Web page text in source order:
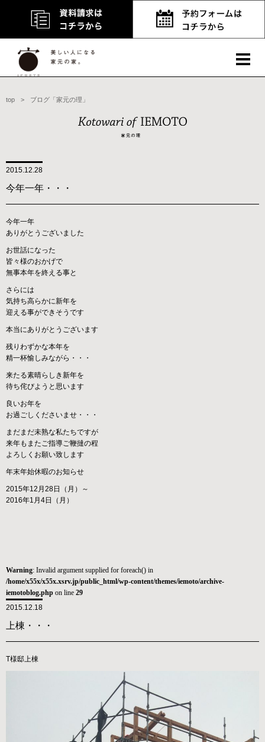
top > ブログ「家元の理」
2015.12.28
今年一年・・・
今年一年
ありがとうございました
お世話になった
皆々様のおかげで
無事本年を終える事と
さらには
気持ち高らかに新年を
迎える事ができそうです
本当にありがとうございます
残りわずかな本年を
精一杯愉しみながら・・・
来たる素晴らしき新年を
待ち侘びようと思います
良いお年を
お過ごしくださいませ・・・
まだまだ未熟な私たちですが
来年もまたご指導ご鞭撻の程
よろしくお願い致します
年末年始休暇のお知らせ
2015年12月28日（月）～
2016年1月4日（月）
Warning: Invalid argument supplied for foreach() in
/home/x55x/x55x.xsrv.jp/public_html/wp-content/themes/iemoto/archive-
iemotoblog.php on line 29
2015.12.18
上棟・・・
T様邸上棟